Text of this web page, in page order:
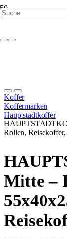
Koffer
Koffermarken
Hauptstadtkoffer
Rollen, Reisekoffer,
Mitte –